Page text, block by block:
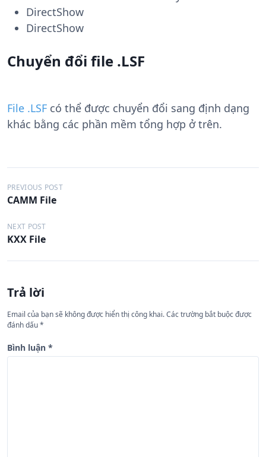
DirectShow
DirectShow
Chuyển đổi file .LSF
File .LSF có thể được chuyển đổi sang định dạng
khác bằng các phần mềm tổng hợp ở trên.
Đ
i
ề
u
h
ớ
n
g
b
PREVIOUS POST
CAMM File
NEXT POST
KXX File
Trả lời
Email của bạn sẽ không được hiển thị công khai.Các trường bắt buộc được
đánh dấu*
Bình luận *